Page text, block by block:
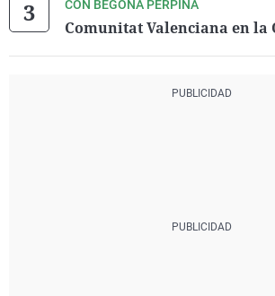
CON BEGOÑA PERPIÑÁ
Comunitat Valenciana en la